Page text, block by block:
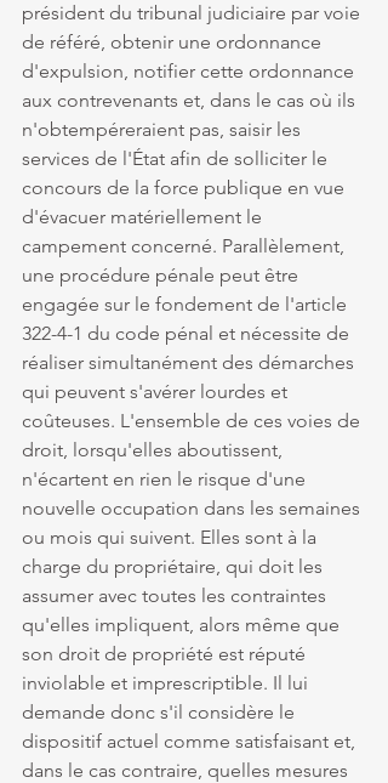
président du tribunal judiciaire par voie
de référé, obtenir une ordonnance
d'expulsion, notifier cette ordonnance
aux contrevenants et, dans le cas où ils
n'obtempéreraient pas, saisir les
services de l'État afin de solliciter le
concours de la force publique en vue
d'évacuer matériellement le
campement concerné. Parallèlement,
une procédure pénale peut être
engagée sur le fondement de l'article
322-4-1 du code pénal et nécessite de
réaliser simultanément des démarches
qui peuvent s'avérer lourdes et
coûteuses. L'ensemble de ces voies de
droit, lorsqu'elles aboutissent,
n'écartent en rien le risque d'une
nouvelle occupation dans les semaines
ou mois qui suivent. Elles sont à la
charge du propriétaire, qui doit les
assumer avec toutes les contraintes
qu'elles impliquent, alors même que
son droit de propriété est réputé
inviolable et imprescriptible. Il lui
demande donc s'il considère le
dispositif actuel comme satisfaisant et,
dans le cas contraire, quelles mesures